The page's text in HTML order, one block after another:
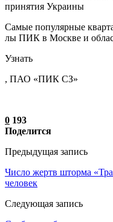
Самые популярные
лы ПИК в Москве и
Узнать
, ПАО «ПИК СЗ»
0 193
Поделится
Предыдущая запись
Число жертв шторма
человек
Следующая запись